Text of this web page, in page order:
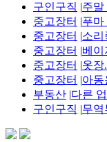
구인구직 |주말
중고장터 |푸마
중고장터 |소리
중고장터 |베이
중고장터 |옷장
중고장터 |아동
부동산 |다른
구인구직 |무역